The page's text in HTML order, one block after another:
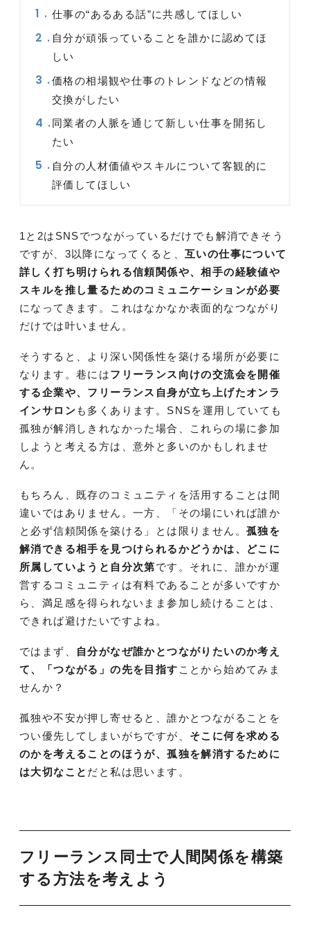
仕事の“あるある話”に共感してほしい
自分が頑張っていることを誰かに認めてほ
しい
価格の相場観や仕事のトレンドなどの情報
交換がしたい
同業者の人脈を通じて新しい仕事を開拓し
たい
自分の人材価値やスキルについて客観的に
評価してほしい
1と2はSNSでつながっているだけでも解消できそう
ですが、3以降になってくると、 互いの仕事について
詳しく打ち明けられる信頼関係や、相手の経験値や
スキルを推し量るためのコミュニケーションが必要
になってきます。これはなかなか表面的なつながり
だけでは叶いません。
そうすると、より深い関係性を築ける場所が必要に
なります。巷にはフリーランス向けの交流会を開催
する企業や、フリーランス自身が立ち上げたオンラ
インサロン も多くあります。SNSを運用していても
孤独が解消しきれなかった場合、これらの場に参加
しようと考える方は、意外と多いのかもしれませ
ん。
もちろん、既存のコミュニティを活用することは間
違いではありません。一方、「その場にいれば誰か
と必ず信頼関係を築ける」とは限りません。 孤独を
解消できる相手を見つけられるかどうかは、どこに
所属していようと自分次第です。それに、誰かが運
営するコミュニティは有料であることが多いですか
ら、満足感を得られないまま参加し続けることは、
できれば避けたいですよね。
ではまず、
自分がなぜ誰かとつながりたいのか考え
て、「つながる」の先を目指す ことから始めてみま
せんか？
孤独や不安が押し寄せると、誰かとつながることを
つい優先してしまいがちですが、 そこに何を求める
のかを考えることのほうが、孤独を解消するために
は大切なこと だと私は思います。
フリーランス同士で人間関係を構築
する方法を考えよう